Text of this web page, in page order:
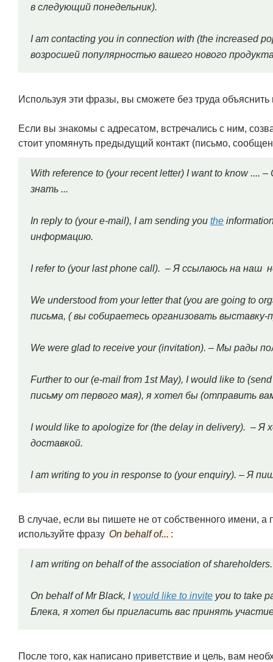
в следующий понедельник).
I am contacting you in connection with (the increased
возросшей популярностью вашего нового
Используя эти фразы, вы сможете без труда
Если вы знакомы с адресатом, встречались с ним,
стоит упомянуть предыдущий контакт (письмо,
With reference to (your recent letter) I want to know
знать ...
In reply to (your e-mail), I am sending you the
информацию.
I refer to (your last phone call). – Я ссылаюсь на наш
We understood from your letter that (you are going to
письма, ( вы собираетесь организовать выставку-
We were glad to receive your (invitation). – Мы рады
Further to our (e-mail from 1st May), I would like to
письму от первого мая), я хотел бы (отправить
I would like to apologize for (the delay in delivery). – Я
доставкой.
I am writing to you in response to (your enquiry). – Я
В случае, если вы пишете не от собственного имени, а
используйте фразу On behalf of... :
I am writing on behalf of the association of
On behalf of Mr Black, Iwould like to invite you to take
Блека, я хотел бы пригласить вас принять
После того, как написано приветствие и цель, вам